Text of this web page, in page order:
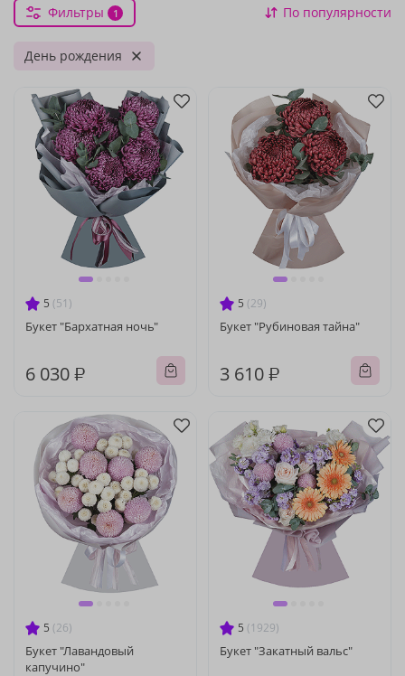
Фильтры 1 По популярности
День рождения
5 (51)
Букет "Бархатная ночь"
6 030 ₽
5 (29)
Букет "Рубиновая тайна"
3 610 ₽
5 (26)
Букет "Лавандовый
капучино"
5 (1929)
Букет "Закатный вальс"